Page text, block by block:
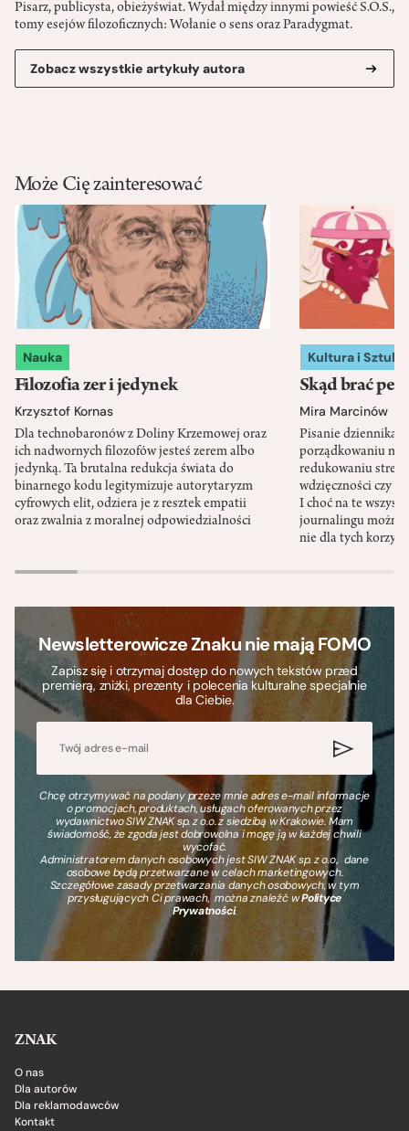
Pisarz, publicysta, obieżyświat. Wydał między innymi powieść S.O.S.,
tomy esejów filozoficznych: Wołanie o sens oraz Paradygmat.
Zobacz wszystkie artykuły autora
Może Cię zainteresować
Nauka
Filozofia zer i jedynek
Krzysztof Kornas
Dla technobaronów z Doliny Krzemowej oraz
ich nadwornych filozofów jesteś zerem albo
jedynką. Ta brutalna redukcja świata do
binarnego kodu legitymizuje autorytaryzm
cyfrowych elit, odziera je z resztek empatii
oraz zwalnia z moralnej odpowiedzialności
Kultura i Sztuka
Skąd brać
Mira Marcinów
Pisanie dziennika
porządkowaniu
redukowaniu
wdzięczności czy
I choć na te
journalingu można
nie dla tych
Newsletterowicze Znaku nie mają FOMO
Zapisz się i otrzymaj dostęp do nowych tekstów przed
premierą, zniżki, prezenty i polecenia kulturalne specjalnie
dla Ciebie.
Chcę otrzymywać na podany przeze mnie adres e-mail informacje
o promocjach, produktach, usługach oferowanych przez
wydawnictwo SIW ZNAK sp. z o.o. z siedzibą w Krakowie. Mam
świadomość, że zgoda jest dobrowolna i mogę ją w każdej chwili
wycofać.
Administratorem danych osobowych jest SIW ZNAK sp. z o.o., dane
osobowe będą przetwarzane w celach marketingowych.
Szczegółowe zasady przetwarzania danych osobowych, w tym
przysługujących Ci prawach, można znaleźć wPolityce
Prywatności.
ZNAK
O nas
Dla autorów
Dla reklamodawców
Kontakt